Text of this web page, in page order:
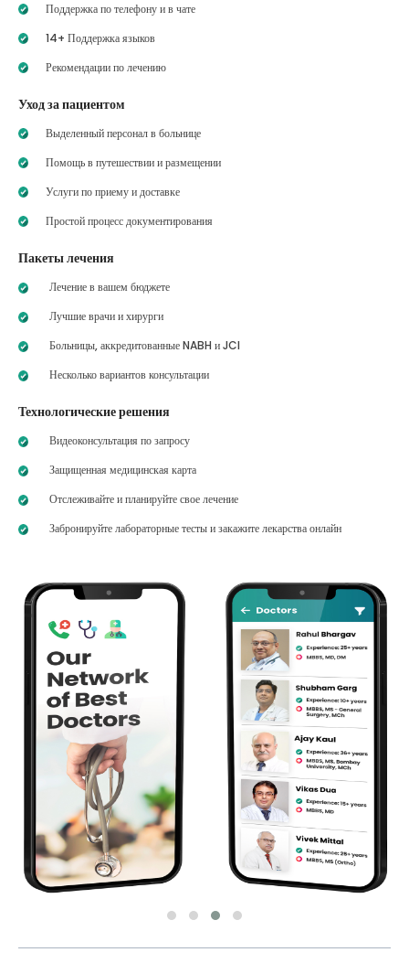
Поддержка по телефону и в чате
14+ Поддержка языков
Рекомендации по лечению
Уход за пациентом
Выделенный персонал в больнице
Помощь в путешествии и размещении
Услуги по приему и доставке
Простой процесс документирования
Пакеты лечения
Лечение в вашем бюджете
Лучшие врачи и хирурги
Больницы, аккредитованные NABH и JCI
Несколько вариантов консультации
Технологические решения
Видеоконсультация по запросу
Защищенная медицинская карта
Отслеживайте и планируйте свое лечение
Забронируйте лабораторные тесты и закажите лекарства онлайн